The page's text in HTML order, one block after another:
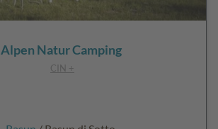
Alpen Natur Camping
CIN +